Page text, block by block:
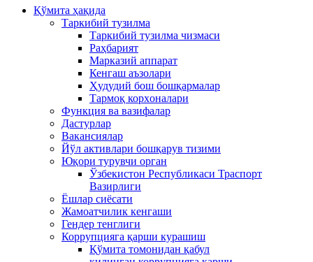
Қўмита ҳақида
Таркибий тузилма
Таркибий тузилма чизмаси
Раҳбарият
Марказий аппарат
Кенгаш аъзолари
Ҳудудий бош бошқармалар
Тармоқ корxоналари
Функция ва вазифалар
Дастурлар
Вакансиялар
Йўл активлари бошқарув тизими
Юқори турувчи орган
Ўзбекистон Республикаси Траспорт
Вазирлиги
Ёшлар сиёсати
Жамоатчилик кенгаши
Гендер тенглиги
Коррупцияга қарши курашиш
Қўмита томонидан қабул